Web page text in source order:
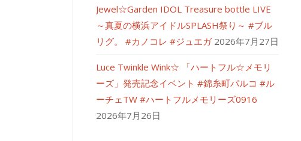
Jewel☆Garden IDOL Treasure bottle LIVE
～真夏の横浜アイドルSPLASH祭り～ #ブル
リグ。 #カノコレ #ジュエガ 2026年7月27日
Luce Twinkle Wink☆ 「ハートフル☆メモリ
ーズ」発売記念イベント #錦糸町パルコ #ル
ーチェTW #ハートフルメモリーズ0916
2026年7月26日